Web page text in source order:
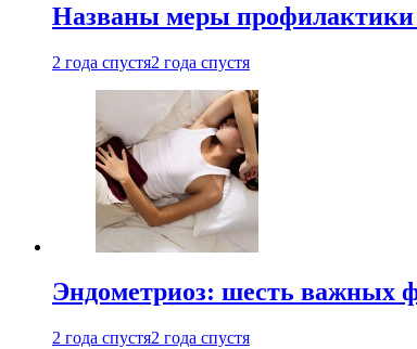
Названы меры профилактики
2 года спустя2 года спустя
Эндометриоз: шесть важных
2 года спустя2 года спустя